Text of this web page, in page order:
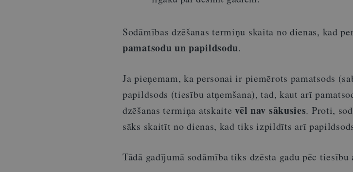
Sodāmības dzēšanas termiņu skaita no dienas, kad
pamatsodu un papildsodu.
Ja pieņemam, ka personai ir piemērots pamatsods
papildsods (tiesību atņemšana), tad, kaut arī
dzēšanas termiņa atskaitevēl nav sākusies. Proti,
sāks skaitīt no dienas, kad tiks izpildīts arī
Tādā gadījumā sodāmība tiks dzēsta gadu pēc